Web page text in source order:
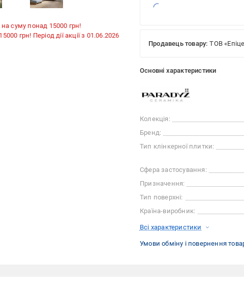
на суму понад 15000 грн!
грн! Період дії акції з 01.06.2026
Продавець товару: ТОВ
Основні характеристики
Колекція:
Бренд:
Тип клінкерної плитки:
Сфера застосування:
Призначення:
Тип поверхні:
Країна-виробник:
Всі характеристики
Умови обміну і повернення